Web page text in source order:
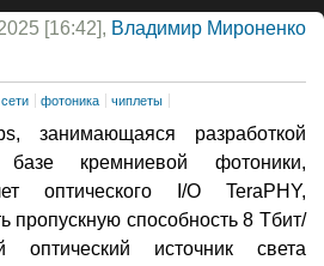
[16:42], Владимир Мироненко
сети фотоника чиплеты
занимающаяся разработкой
базе кремниевой фотоники,
оптического I/O TeraPHY,
пропускную способность 8 Тбит/
источник света